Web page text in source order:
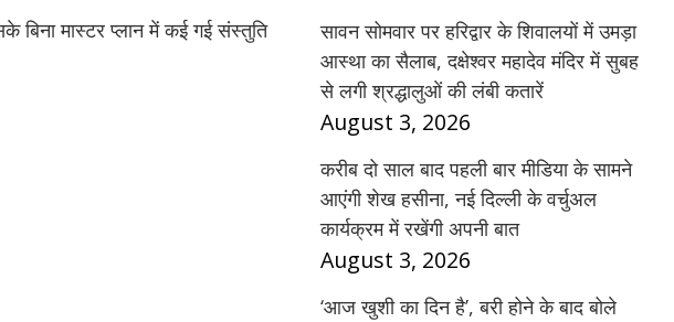
मास्टर प्लान में कई गई संस्तुति
सावन सोमवार पर हरिद्वार के शिवालयों में उमड़ा
आस्था का सैलाब, दक्षेश्वर महादेव मंदिर में सुबह
से लगी श्रद्धालुओं की लंबी कतारें
August 3, 2026
करीब दो साल बाद पहली बार मीडिया के सामने
आएंगी शेख हसीना, नई दिल्ली के वर्चुअल
कार्यक्रम में रखेंगी अपनी बात
August 3, 2026
‘आज खुशी का दिन है’, बरी होने के बाद बोले